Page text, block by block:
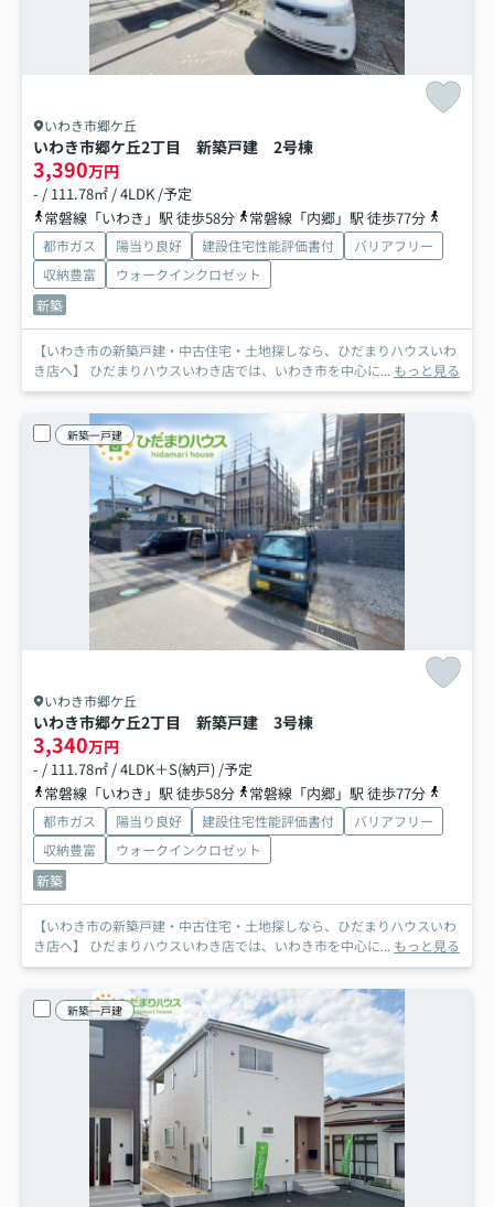
いわき市郷ケ丘
いわき市郷ケ丘2丁目 新築戸建 2号棟
3,390万円
- / 111.78㎡ / 4LDK /予定
常磐線「いわき」駅 徒歩58分
常磐線「内郷」駅 徒歩77分
都市ガス 陽当り良好 建設住宅性能評価書付
バリアフリー
収納豊富
ウォークインクロゼット
新築
【いわき市の新築戸建・中古住宅・土地探しなら、ひだまりハウスいわ
き店へ】 ひだまりハウスいわき店では、いわき市を中心に... もっと見る
新築一戸建
いわき市郷ケ丘
いわき市郷ケ丘2丁目 新築戸建 3号棟
3,340万円
- / 111.78㎡ / 4LDK＋S(納戸) /予定
常磐線「いわき」駅 徒歩58分
常磐線「内郷」駅 徒歩77分
都市ガス 陽当り良好 建設住宅性能評価書付
バリアフリー
収納豊富
ウォークインクロゼット
新築
【いわき市の新築戸建・中古住宅・土地探しなら、ひだまりハウスいわ
き店へ】 ひだまりハウスいわき店では、いわき市を中心に... もっと見る
新築一戸建